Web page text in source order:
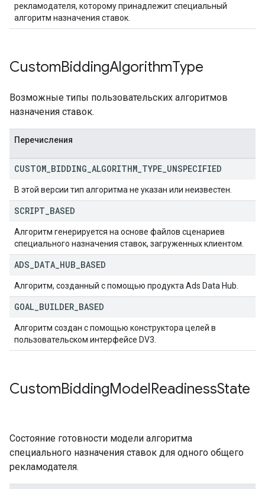
рекламодателя, которому принадлежит специальный
алгоритм назначения ставок.
CustomBiddingAlgorithmType
Возможные типы пользовательских алгоритмов
назначения ставок.
Перечисления
CUSTOM BIDDING ALGORITHM TYPE UNSPECIFIED
В этой версии тип алгоритма не указан или неизвестен.
SCRIPT BASED
Алгоритм генерируется на основе файлов сценариев
специального назначения ставок, загруженных клиентом.
ADS DATA HUB BASED
Алгоритм, созданный с помощью продукта Ads Data Hub.
GOAL BUILDER BASED
Алгоритм создан с помощью конструктора целей в
пользовательском интерфейсе DV3.
CustomBiddingModelReadinessState
Состояние готовности модели алгоритма
специального назначения ставок для одного общего
рекламодателя.